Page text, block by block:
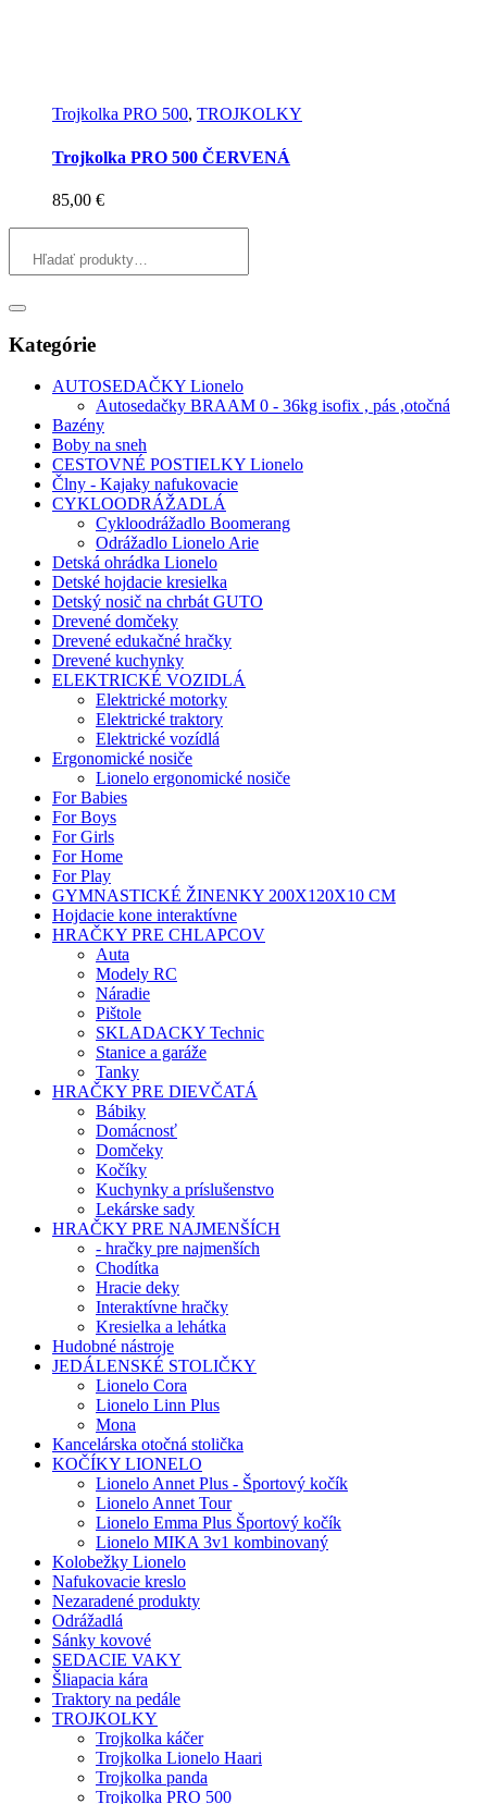
Trojkolka PRO 500, TROJKOLKY
Trojkolka PRO 500 ČERVENÁ
85,00 €
Kategórie
AUTOSEDAČKY Lionelo
Autosedačky BRAAM 0 - 36kg isofix , pás ,otočná
Bazény
Boby na sneh
CESTOVNÉ POSTIELKY Lionelo
Člny - Kajaky nafukovacie
CYKLOODRÁŽADLÁ
Cykloodrážadlo Boomerang
Odrážadlo Lionelo Arie
Detská ohrádka Lionelo
Detské hojdacie kresielka
Detský nosič na chrbát GUTO
Drevené domčeky
Drevené edukačné hračky
Drevené kuchynky
ELEKTRICKÉ VOZIDLÁ
Elektrické motorky
Elektrické traktory
Elektrické vozídlá
Ergonomické nosiče
Lionelo ergonomické nosiče
For Babies
For Boys
For Girls
For Home
For Play
GYMNASTICKÉ ŽINENKY 200X120X10 CM
Hojdacie kone interaktívne
HRAČKY PRE CHLAPCOV
Auta
Modely RC
Náradie
Pištole
SKLADACKY Technic
Stanice a garáže
Tanky
HRAČKY PRE DIEVČATÁ
Bábiky
Domácnosť
Domčeky
Kočíky
Kuchynky a príslušenstvo
Lekárske sady
HRAČKY PRE NAJMENŠÍCH
- hračky pre najmenších
Chodítka
Hracie deky
Interaktívne hračky
Kresielka a lehátka
Hudobné nástroje
JEDÁLENSKÉ STOLIČKY
Lionelo Cora
Lionelo Linn Plus
Mona
Kancelárska otočná stolička
KOČÍKY LIONELO
Lionelo Annet Plus - Športový kočík
Lionelo Annet Tour
Lionelo Emma Plus Športový kočík
Lionelo MIKA 3v1 kombinovaný
Kolobežky Lionelo
Nafukovacie kreslo
Nezaradené produkty
Odrážadlá
Sánky kovové
SEDACIE VAKY
Šliapacia kára
Traktory na pedále
TROJKOLKY
Trojkolka káčer
Trojkolka Lionelo Haari
Trojkolka panda
Trojkolka PRO 500